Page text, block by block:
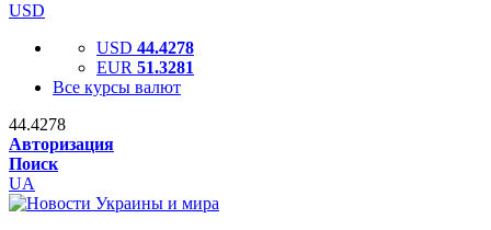
USD
USD 44.4278
EUR 51.3281
Все курсы валют
44.4278
Авторизация
Поиск
UA